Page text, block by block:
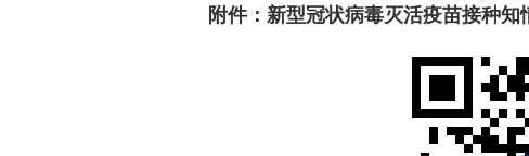
附件：新型冠状病毒灭活疫苗接种知